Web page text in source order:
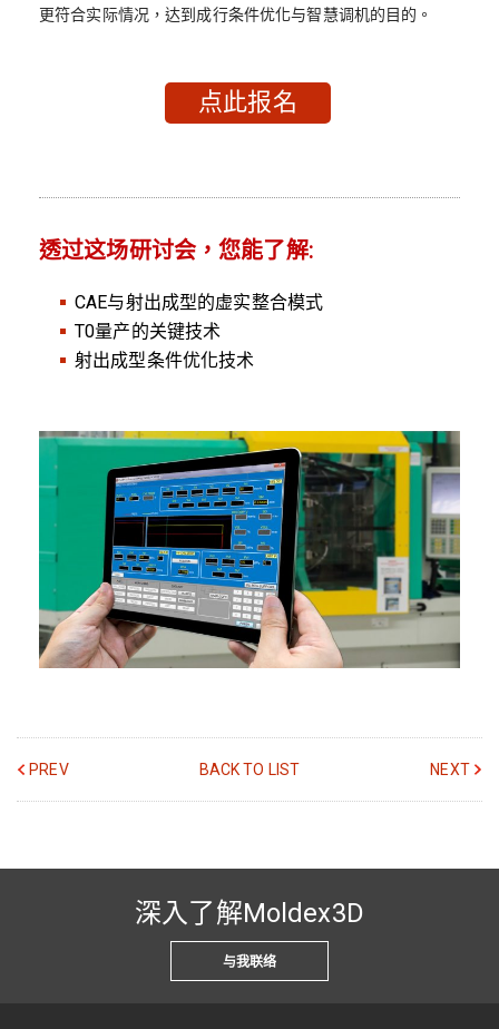
更符合实际情况，达到成行条件优化与智慧调机的目的。
点此报名
透过这场研讨会，您能了解:
CAE与射出成型的虚实整合模式
T0量产的关键技术
射出成型条件优化技术
PREV BACK TO LIST NEXT
深入了解Moldex3D
与我联络